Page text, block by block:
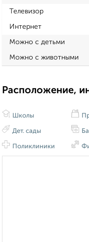
Телевизор
Интернет
Можно с детьми
Можно с животными
Расположение,
Школы
Дет. сады
Поликлиники